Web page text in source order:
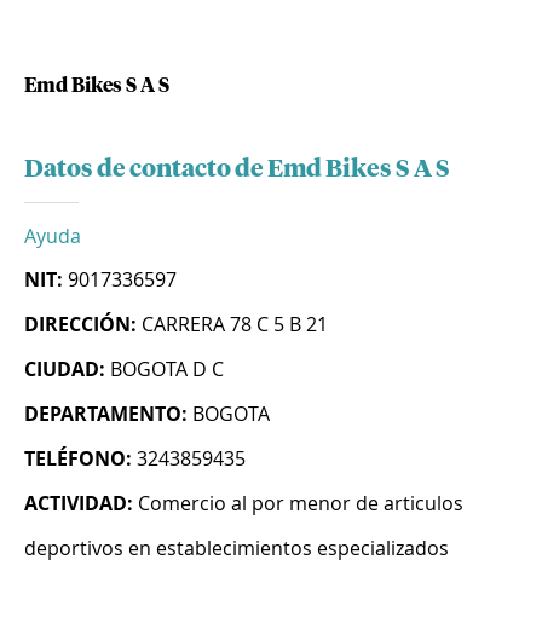
Emd Bikes S A S
Datos de contacto de Emd Bikes S A S
Ayuda
NIT: 9017336597
DIRECCIÓN: CARRERA 78 C 5 B 21
CIUDAD: BOGOTA D C
DEPARTAMENTO: BOGOTA
TELÉFONO: 3243859435
ACTIVIDAD: Comercio al por menor de articulos
deportivos en establecimientos especializados